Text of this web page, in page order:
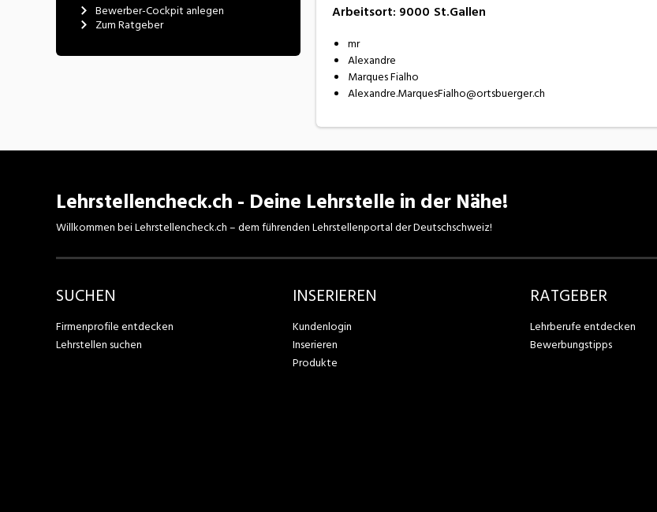
Bewerber-Cockpit anlegen
Zum Ratgeber
Arbeitsort: 9000 St.Gallen
mr
Alexandre
Marques Fialho
Alexandre.MarquesFialho@ortsbuerger.ch
Lehrstellencheck.ch - Deine Lehrstelle in der Nähe!
Willkommen bei Lehrstellencheck.ch – dem führenden Lehrstellenportal der Deutschschweiz!
SUCHEN
Firmenprofile entdecken
Lehrstellen suchen
INSERIEREN
Kundenlogin
Inserieren
Produkte
RATGEBER
Lehrberufe entdecken
Bewerbungstipps